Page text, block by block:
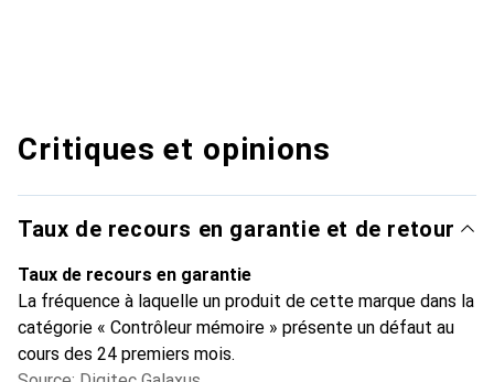
Critiques et opinions
Taux de recours en garantie et de retour
Taux de recours en garantie
La fréquence à laquelle un produit de cette marque dans la
catégorie « Contrôleur mémoire » présente un défaut au
cours des 24 premiers mois.